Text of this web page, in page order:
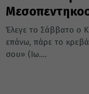
Έλεγε το Σάββατο ο
επάνω, πάρε το
σου» (Ιω....